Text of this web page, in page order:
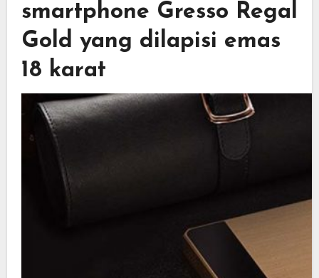
smartphone Gresso Regal
Gold yang dilapisi emas
18 karat